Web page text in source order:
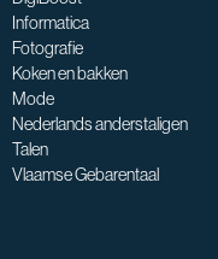
Informatica
Fotografie
Koken en bakken
Mode
Nederlands anderstaligen
Talen
Vlaamse Gebarentaal